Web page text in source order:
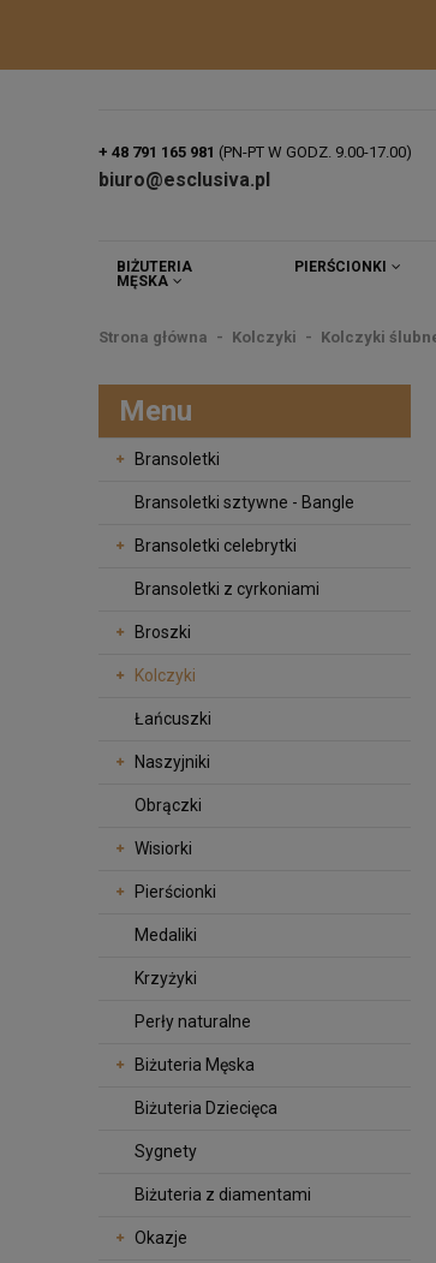
+ 48 791 165 981 (PN-PT W GODZ. 9.00-17.00)
biuro@esclusiva.pl
BIŻUTERIA
MĘSKA
PIERŚCIONKI
Strona główna Kolczyki Kolczyki
Menu
Bransoletki
Bransoletki sztywne - Bangle
Bransoletki celebrytki
Bransoletki z cyrkoniami
Broszki
Kolczyki
Łańcuszki
Naszyjniki
Obrączki
Wisiorki
Pierścionki
Medaliki
Krzyżyki
Perły naturalne
Biżuteria Męska
Biżuteria Dziecięca
Sygnety
Biżuteria z diamentami
Okazje